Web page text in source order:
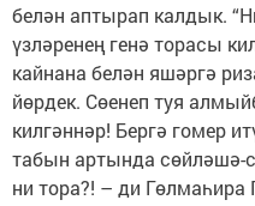
белән аптырап калдык.
үзләренең генә торасы
кайнана белән яшәргә
йөрдек. Сөенеп туя
килгәннәр! Бергә гомер
табын артында сөйләшә-
ни тора?! – ди Гөлмаһира